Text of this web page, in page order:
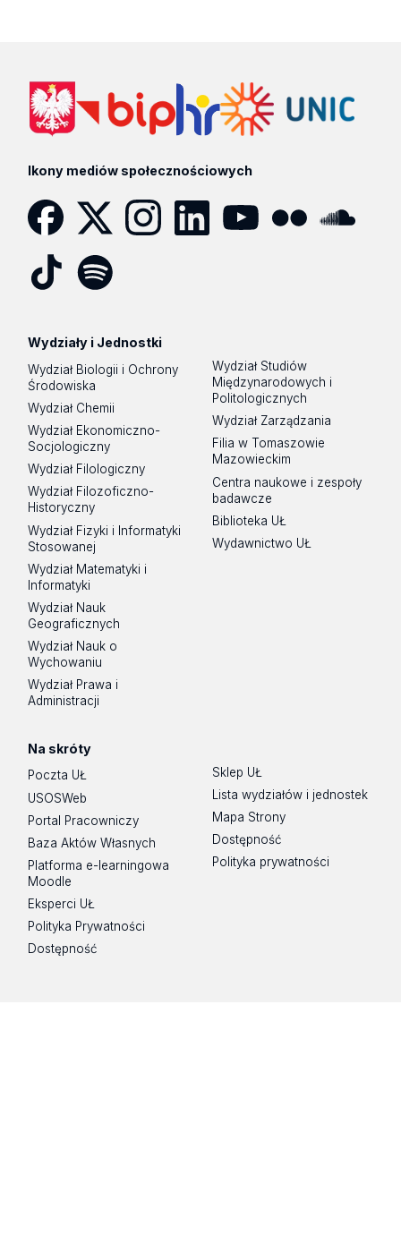
Ikony mediów społecznościowych
Wydziały i Jednostki
Wydział Biologii i Ochrony
Środowiska
Wydział Chemii
Wydział Ekonomiczno-
Socjologiczny
Wydział Filologiczny
Wydział Filozoficzno-
Historyczny
Wydział Fizyki i Informatyki
Stosowanej
Wydział Matematyki i
Informatyki
Wydział Nauk
Geograficznych
Wydział Nauk o
Wychowaniu
Wydział Prawa i
Administracji
Wydział Studiów
Międzynarodowych i
Politologicznych
Wydział Zarządzania
Filia w Tomaszowie
Mazowieckim
Centra naukowe i zespoły
badawcze
Biblioteka UŁ
Wydawnictwo UŁ
Na skróty
Poczta UŁ
USOSWeb
Portal Pracowniczy
Baza Aktów Własnych
Platforma e-learningowa
Moodle
Eksperci UŁ
Polityka Prywatności
Dostępność
Sklep UŁ
Lista wydziałów i jednostek
Mapa Strony
Dostępność
Polityka prywatności